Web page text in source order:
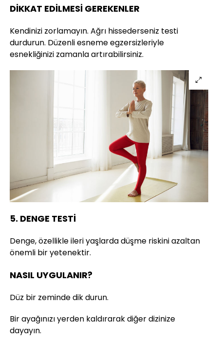
DİKKAT EDİLMESİ GEREKENLER
Kendinizi zorlamayın. Ağrı hissederseniz testi
durdurun. Düzenli esneme egzersizleriyle
esnekliğinizi zamanla artırabilirsiniz.
5. DENGE TESTİ
Denge, özellikle ileri yaşlarda düşme riskini azaltan
önemli bir yetenektir.
NASIL UYGULANIR?
Düz bir zeminde dik durun.
Bir ayağınızı yerden kaldırarak diğer dizinize
dayayın.